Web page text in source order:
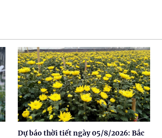
Dự báo thời tiết ngày 05/8/2026: Bắc